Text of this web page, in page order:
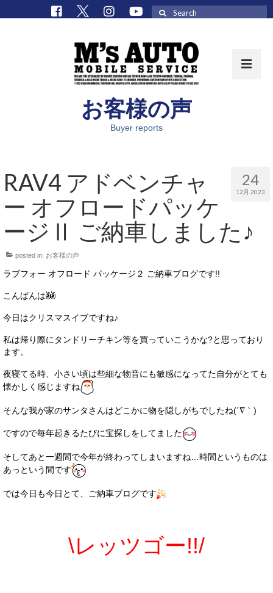
取扱車種一覧
M’sCollectionパーツ一覧
エムズオート
M’sCollection
エムズオートとは
店舗情報
会社概要
トップメッセージ
スタッフ紹介
ブログ
スタッフブログ
お客様の声
Buyer reports
24
12月 2023
RAV4 アドベンチャ
ー オフロードパッケ
ージⅡ ご納車しました♪
posted in: お客様の声
ラブフォー オフロード パッケージ２ ご納車ブログです!!
こんばんは
今日はクリスマスイブですね♪
私は帰り際にタンドリーチキン等を買っていこうかな?と思っており
ます。
夜寝てる時、小さい頃は些細な物音にも敏感になってた自分がとても
懐かしく感じますね
そんな我が家のサンタさんはどこかに物を隠しがちでしたね(´∇｀)
ですので毎年起きるたびに宝探しをしてました
そしてあと一週間で今年が終わってしまいますね…時間というものは
あっという間です
では今日も今日とて、ご納車ブログです
\レッツゴー!!/